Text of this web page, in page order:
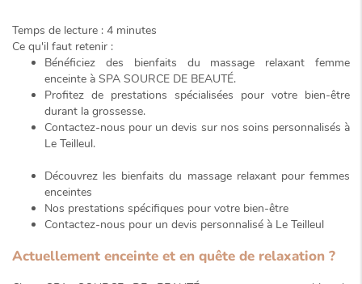
Temps de lecture : 4 minutes
Ce qu'il faut retenir :
Bénéficiez des bienfaits du massage relaxant femme
enceinte à SPA SOURCE DE BEAUTÉ.
Profitez de prestations spécialisées pour votre bien-être
durant la grossesse.
Contactez-nous pour un devis sur nos soins personnalisés à
Le Teilleul.
Découvrez les bienfaits du massage relaxant pour femmes
enceintes
Nos prestations spécifiques pour votre bien-être
Contactez-nous pour un devis personnalisé à Le Teilleul
Actuellement enceinte et en quête de relaxation ?